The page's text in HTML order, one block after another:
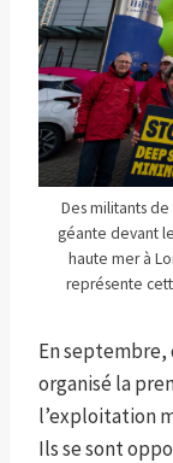
Des militants
géante devant
haute mer à
représente
En
organisé la
l’exploitation
Ils se sont